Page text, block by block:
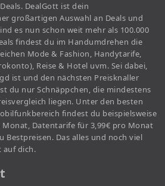
DealGott ist dein
großartigen Auswahl an Deals und
es nun schon weit mehr als 100.000
findest du im Handumdrehen die
Mode & Fashion, Handytarife,
Reise & Hotel uvm. Sei dabei,
ist und den nächsten Preisknaller
du nur Schnäppchen, die mindestens
liegen. Unter den besten
findest du beispielsweise
Datentarife für 3,99€ pro Monat
Bestpreisen. Das alles und noch viel
auf dich.